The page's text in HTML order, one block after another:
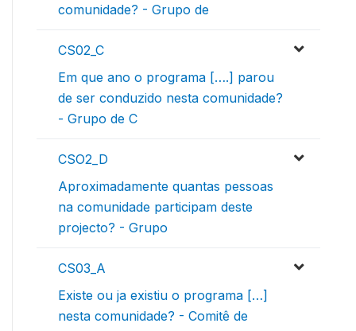
comunidade? - Grupo de
CS02_C
Em que ano o programa [….] parou
de ser conduzido nesta comunidade?
- Grupo de C
CSO2_D
Aproximadamente quantas pessoas
na comunidade participam deste
projecto? - Grupo
CS03_A
Existe ou ja existiu o programa […]
nesta comunidade? - Comitê de